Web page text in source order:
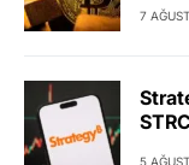
7
5